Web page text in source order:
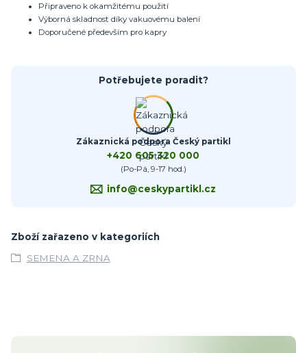
Připraveno k okamžitému použití
Výborná skladnost díky vakuovému balení
Doporučené především pro kapry
Potřebujete poradit?
Zákaznická podpora Český partikl
+420 605 320 000
(Po-Pá, 9-17 hod.)
info@ceskypartikl.cz
Zboží zařazeno v kategoriích
SEMENA A ZRNA